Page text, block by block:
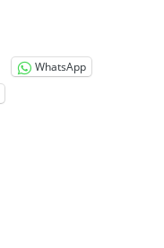
WhatsApp